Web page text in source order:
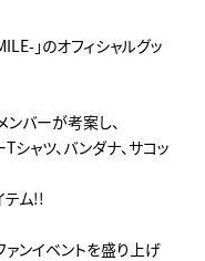
」のオフィシャルグッ
バーが考案し、
ャツ、バンダナ、サコッ
テム!!
ンイベントを盛り上げ